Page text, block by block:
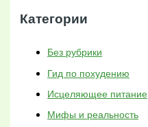
Категории
Без рубрики
Гид по похудению
Исцеляющее питание
Мифы и реальность